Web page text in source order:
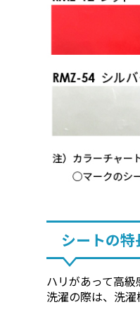
シートの特
ハリがあって高級
洗濯の際は、洗濯